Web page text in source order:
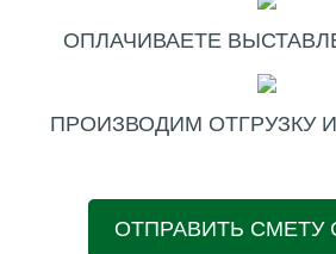
ОПЛАЧИВАЕТЕ
ПРОИЗВОДИМ ОТГРУЗКУ
ОТПРАВИТЬ СМЕТУ